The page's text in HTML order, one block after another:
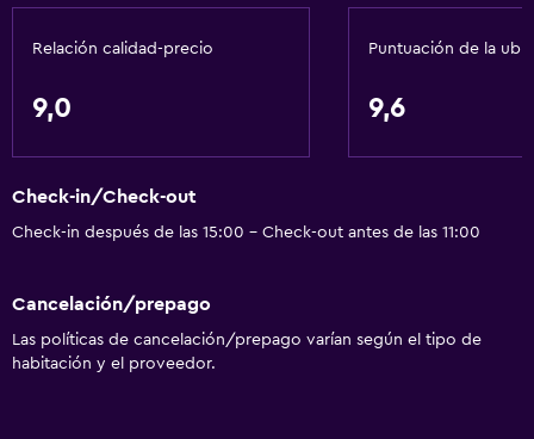
Relación calidad-precio
9,0
Puntuación de la
9,6
Check-in/Check-out
Check-in después de las 15:00 - Check-out antes de las 11:00
Cancelación/prepago
Las políticas de cancelación/prepago varían según el tipo de
habitación y el proveedor.